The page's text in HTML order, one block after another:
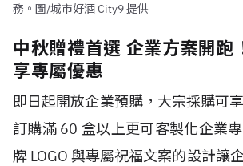
務。圖/城市好酒 City9 提供
中秋贈禮首選 企業方案開跑
享專屬優惠
即日起開放企業預購，大宗採購可
訂購滿 60 盒以上更可客製化企業
牌 LOGO 與專屬祝福文案的設計讓